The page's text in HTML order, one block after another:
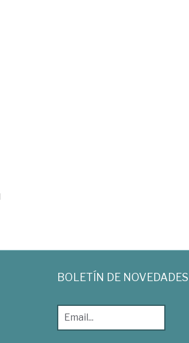
BOLETÍN DE NOVEDADES